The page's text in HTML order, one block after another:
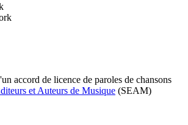
accord de licence de paroles de chansons
et Auteurs de Musique (SEAM)